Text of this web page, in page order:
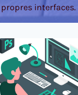
propres interfaces.